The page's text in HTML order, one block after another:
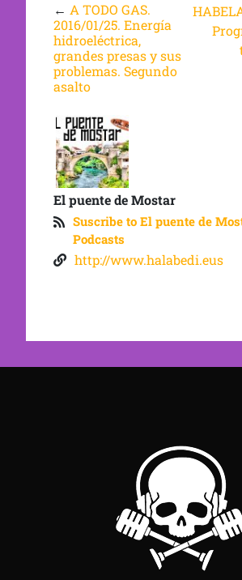
← A TODO GAS.
2016/01/25. Energía
hidroeléctrica,
grandes presas y sus
problemas. Segundo
asalto
El puente de Mostar
Suscribe to El puente de
Podcasts
http://www.halabedi.eus